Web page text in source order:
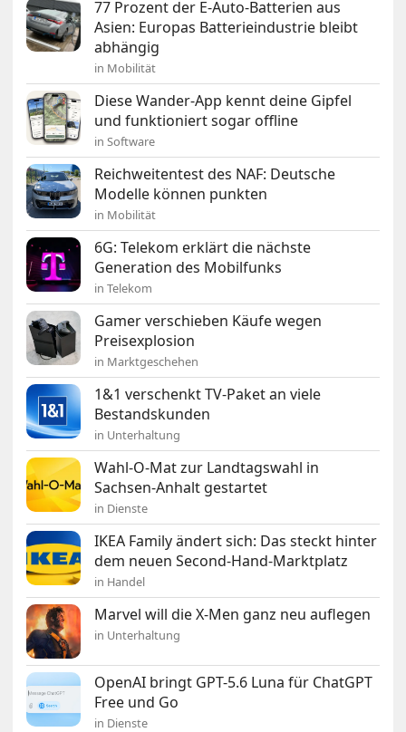
77 Prozent der E-Auto-Batterien aus
Asien: Europas Batterieindustrie bleibt
abhängig
in Mobilität
Diese Wander-App kennt deine Gipfel
und funktioniert sogar offline
in Software
Reichweitentest des NAF: Deutsche
Modelle können punkten
in Mobilität
6G: Telekom erklärt die nächste
Generation des Mobilfunks
in Telekom
Gamer verschieben Käufe wegen
Preisexplosion
in Marktgeschehen
1&1 verschenkt TV-Paket an viele
Bestandskunden
in Unterhaltung
Wahl-O-Mat zur Landtagswahl in
Sachsen-Anhalt gestartet
in Dienste
IKEA Family ändert sich: Das steckt hinter
dem neuen Second-Hand-Marktplatz
in Handel
Marvel will die X-Men ganz neu auflegen
in Unterhaltung
OpenAI bringt GPT-5.6 Luna für ChatGPT
Free und Go
in Dienste